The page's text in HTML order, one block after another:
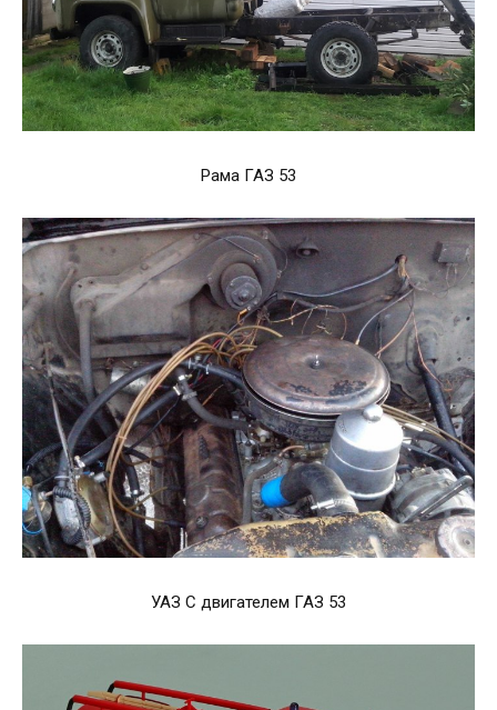
Рама ГАЗ 53
УАЗ С двигателем ГАЗ 53